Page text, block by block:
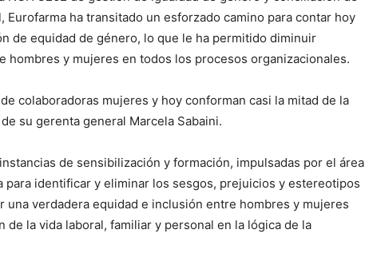
Eurofarma ha transitado un esforzado camino para contar hoy
de equidad de género, lo que le ha permitido diminuir
hombres y mujeres en todos los procesos organizacionales.
colaboradoras mujeres y hoy conforman casi la mitad de la
su gerenta general Marcela Sabaini.
de sensibilización y formación, impulsadas por el área
para identificar y eliminar los sesgos, prejuicios y estereotipos
una verdadera equidad e inclusión entre hombres y mujeres
de la vida laboral, familiar y personal en la lógica de la